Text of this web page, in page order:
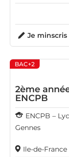
Je minscris
BAC+2
2ème
ENCPB
ENCPB –
Gennes
Ile-de-France